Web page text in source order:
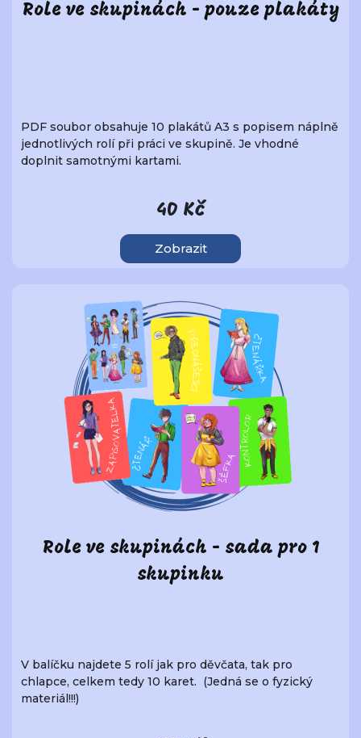
Role ve skupinách - pouze plakáty
PDF soubor obsahuje 10 plakátů A3 s popisem náplně
jednotlivých rolí při práci ve skupině. Je vhodné
doplnit samotnými kartami.
40 Kč
Zobrazit
Role ve skupinách - sada pro 1
skupinku
V balíčku najdete 5 rolí jak pro děvčata, tak pro
chlapce, celkem tedy 10 karet. (Jedná se o fyzický
materiál!!!)